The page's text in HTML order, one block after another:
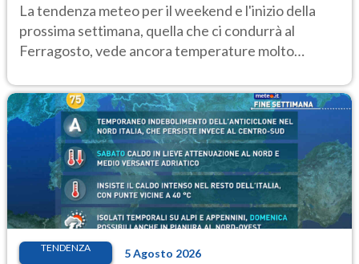
Ecco dove
La tendenza meteo per il weekend e l'inizio della
prossima settimana, quella che ci condurrà al
Ferragosto, vede ancora temperature molto
TENDENZA 5 Agosto 2026